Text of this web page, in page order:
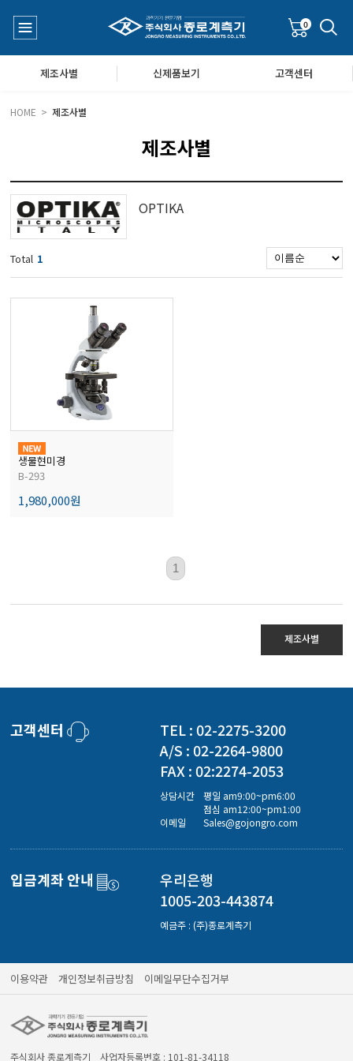
기공기질/미세먼지/가스/소음/진동측정기
속풍량계/온도계/온습도계/기압계
도/농도/염도/당산도/굴절계/편광계/커피농도계
자저울/점도계/핀홀탐지기
이크로피펫
분계/회전계/도막두께/초음파두께측정기
질기/원심분리기/초음파유량계/습식·건식가스메타
화학기기/교반기
0
제조사별 신제품보기 고객센터
HOME >제조사별
제조사별
OPTIKA
Total 1
생물현미경
B-293
1,980,000원
1
제조사별
고객센터
TEL : 02-2275-3200
A/S : 02-2264-9800
FAX : 02:2274-2053
상담시간
평일 am9:00~pm6:00
점심 am12:00~pm1:00
이메일
Sales@gojongro.com
입금계좌 안내
우리은행
1005-203-443874
예금주 : (주)종로계측기
이용약관 개인정보취급방침 이메일무단수집거부
주식회사 종로계측기 사업자등록번호 : 101-81-34118